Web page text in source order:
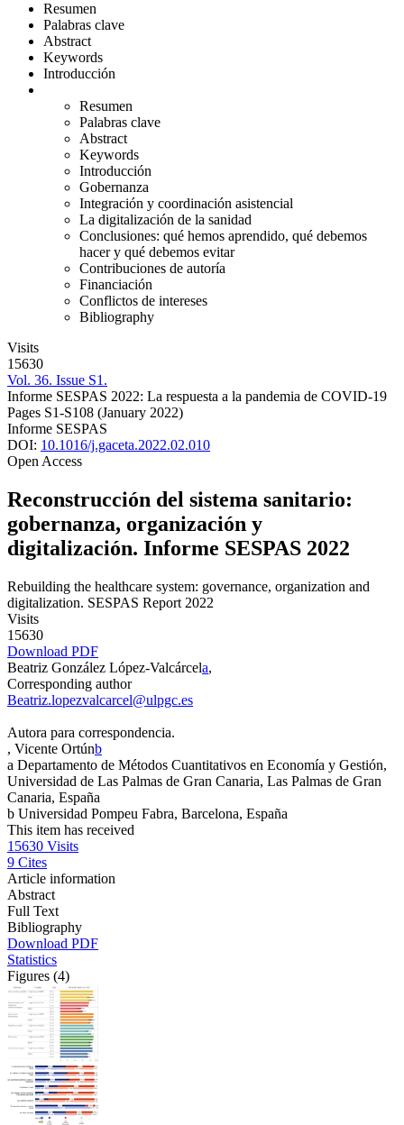
Resumen
Palabras clave
Abstract
Keywords
Introducción
Resumen
Palabras clave
Abstract
Keywords
Introducción
Gobernanza
Integración y coordinación asistencial
La digitalización de la sanidad
Conclusiones: qué hemos aprendido, qué debemos
hacer y qué debemos evitar
Contribuciones de autoría
Financiación
Conflictos de intereses
Bibliography
Visits
15630
Vol. 36. Issue S1.
Informe SESPAS 2022: La respuesta a la pandemia de COVID-19
Pages S1-S108 (January 2022)
Informe SESPAS
DOI: 10.1016/j.gaceta.2022.02.010
Open Access
Reconstrucción del sistema sanitario:
gobernanza, organización y
digitalización. Informe SESPAS 2022
Rebuilding the healthcare system: governance, organization and
digitalization. SESPAS Report 2022
Visits
15630
Download PDF
Beatriz González López-Valcárcela,
Corresponding author
Beatriz.lopezvalcarcel@ulpgc.es
Autora para correspondencia.
, Vicente Ortúnb
a Departamento de Métodos Cuantitativos en Economía y Gestión,
Universidad de Las Palmas de Gran Canaria, Las Palmas de Gran
Canaria, España
b Universidad Pompeu Fabra, Barcelona, España
This item has received
15630 Visits
9 Cites
Article information
Abstract
Full Text
Bibliography
Download PDF
Statistics
Figures (4)